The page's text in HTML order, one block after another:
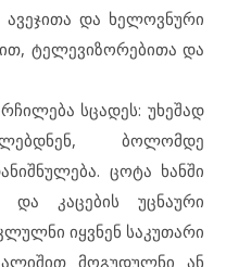
ავეჯითა და ხელოვნური
ტელევიზორებითა და
სცადეს: უხეშად
ბოლომდე
ცოტა ხანში
კაცების უცნაური
იყვნენ საკუთარი
მოგუდულნი ან